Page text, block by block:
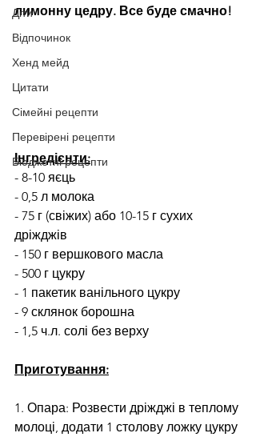
Діти
Відпочинок
Хенд мейд
Цитати
Сімейні рецепти
Перевірені рецепти
Бюджетні рецепти
лимонну цедру. Все буде смачно!
Інгредієнти:
- 8-10 яєць
- 0,5 л молока
- 75 г (свіжих) або 10-15 г сухих
дріжджів
- 150 г вершкового масла
- 500 г цукру
- 1 пакетик ванільного цукру
- 9 склянок борошна
- 1,5 ч.л. солі без верху
Приготування:
1. Опара: Розвести дріжджі в теплому
молоці, додати 1 столову ложку цукру